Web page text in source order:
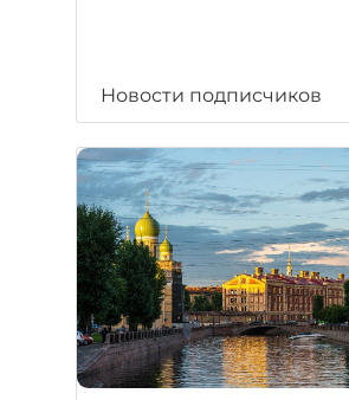
Новости подписчиков